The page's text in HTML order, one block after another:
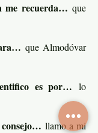
me recuerda… que
que Almodóvar
es por… lo
consejo… llamo a mi